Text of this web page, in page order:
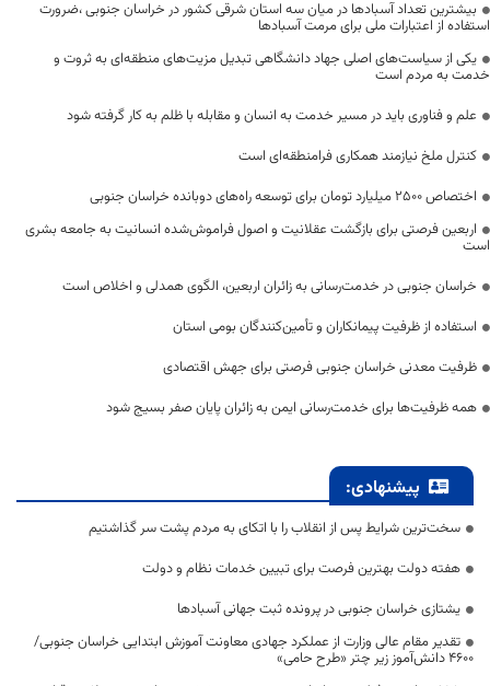
بیشترین تعداد آسبادها در میان سه استان شرقی کشور در خراسان جنوبی ،ضرورت
استفاده از اعتبارات ملی برای مرمت آسبادها
یکی از سیاست‌های اصلی جهاد دانشگاهی تبدیل مزیت‌های منطقه‌ای به ثروت و
خدمت به مردم است
علم و فناوری باید در مسیر خدمت به انسان و مقابله با ظلم به کار گرفته شود
کنترل ملخ نیازمند همکاری فرامنطقه‌ای است
اختصاص 2500 میلیارد تومان برای توسعه راه‌های دوبانده خراسان جنوبی
اربعین فرصتی برای بازگشت عقلانیت و اصول فراموش‌شده انسانیت به جامعه بشری
است
خراسان جنوبی در خدمت‌رسانی به زائران اربعین، الگوی همدلی و اخلاص است
استفاده از ظرفیت پیمانکاران و تأمین‌کنندگان بومی استان
ظرفیت معدنی خراسان جنوبی فرصتی برای جهش اقتصادی
همه ظرفیت‌ها برای خدمت‌رسانی ایمن به زائران پایان صفر بسیج شود
پیشنهادی:
سخت‌ترین شرایط پس از انقلاب را با اتکای به مردم پشت سر گذاشتیم
هفته دولت بهترین فرصت برای تبیین خدمات نظام و دولت
یشتازی خراسان جنوبی در پرونده ثبت جهانی آسبادها
تقدیر مقام عالی وزارت از عملکرد جهادی معاونت آموزش ابتدایی خراسان جنوبی/
۴۶۰۰ دانش‌آموز زیر چتر «طرح حامی»